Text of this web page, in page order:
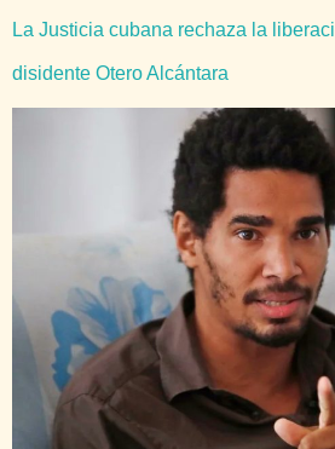
La Justicia cubana rechaza la
disidente Otero Alcántara